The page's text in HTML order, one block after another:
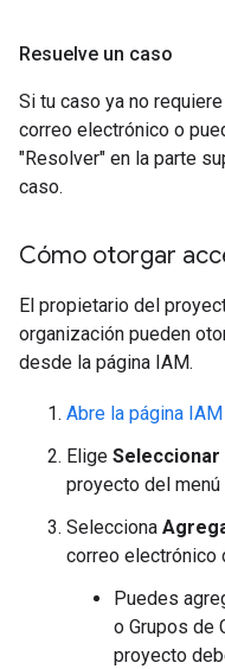
Resuelve un caso
Si tu caso ya no
correo electrónico o
"Resolver" en la parte
caso.
Cómo otorgar
El propietario del
organización pueden
desde la página IAM.
Abre la página IAM
Elige
proyecto del
Selecciona
correo electrónico
Puedes
o Grupos de
proyecto